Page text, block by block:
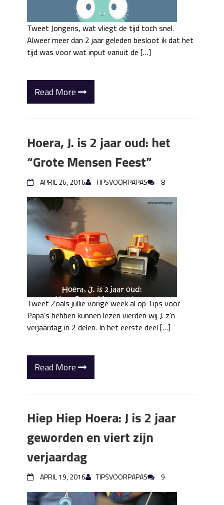
Tweet Jongens, wat vliegt de tijd toch snel.
Alweer meer dan 2 jaar geleden besloot ik dat het
tijd was voor wat input vanuit de […]
Read More
Hoera, J. is 2 jaar oud: het
“Grote Mensen Feest”
APRIL 26, 2016 TIPSVOORPAPAS 8
Tweet Zoals jullie vorige week al op Tips voor
Papa’s hebben kunnen lezen vierden wij J. z’n
verjaardag in 2 delen. In het eerste deel […]
Read More
Hiep Hiep Hoera: J is 2 jaar
geworden en viert zijn
verjaardag
APRIL 19, 2016 TIPSVOORPAPAS 9